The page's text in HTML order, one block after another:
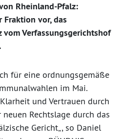
Rheinland-Pfalz:
Fraktion vor, das
vom Verfassungsgerichtshof
für eine ordnungsgemäße
im Mai.
und Vertrauen durch
Rechtslage durch das
Gericht„, so Daniel